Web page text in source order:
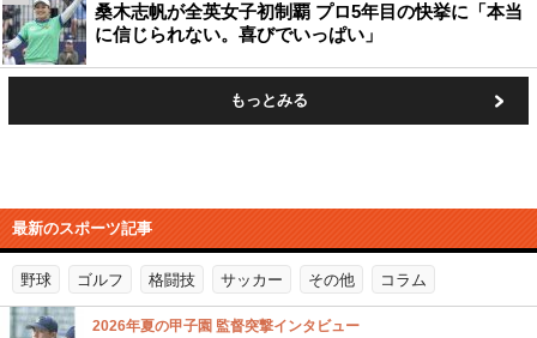
桑木志帆が全英女子初制覇 プロ5年目の快挙に「本当
に信じられない。喜びでいっぱい」
もっとみる
最新のスポーツ記事
野球 ゴルフ 格闘技 サッカー その他 コラム
2026年夏の甲子園 監督突撃インタビュー